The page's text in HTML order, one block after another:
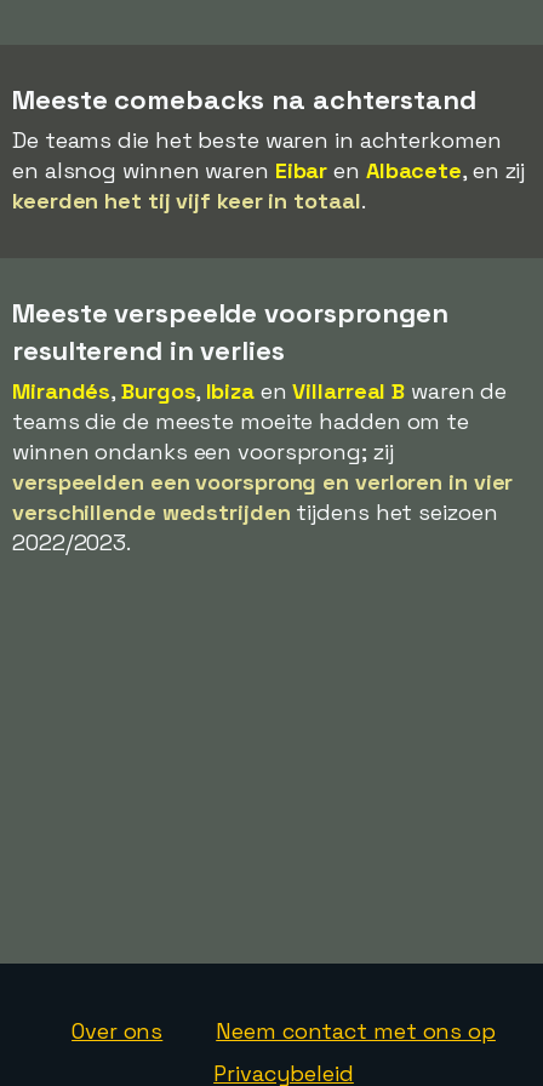
Meeste comebacks na achterstand
De teams die het beste waren in achterkomen
en alsnog winnen waren Eibar en Albacete, en zij
keerden het tij vijf keer in totaal.
Meeste verspeelde voorsprongen
resulterend in verlies
Mirandés,Burgos, IbizaenVillarreal B waren de
teams die de meeste moeite hadden om te
winnen ondanks een voorsprong; zij
verspeelden een voorsprong en verloren in vier
verschillende wedstrijden tijdens het seizoen
2022/2023.
Over ons
Neem contact met ons op
Privacybeleid